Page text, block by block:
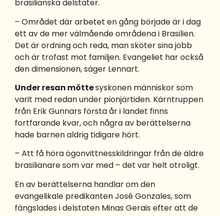
brasilianska delstater.
– Området där arbetet en gång började är i dag
ett av de mer välmående områdena i Brasilien.
Det är ordning och reda, man sköter sina jobb
och är trofast mot familjen. Evangeliet har också
den dimensionen, säger Lennart.
Under resan möttesyskonen människor som
varit med redan under pionjärtiden. Kärntruppen
från Erik Gunnars första år i landet finns
fortfarande kvar, och några av berättelserna
hade barnen aldrig tidigare hört.
– Att få höra ögonvittnesskildringar från de äldre
brasilianare som var med – det var helt otroligt.
En av berättelserna handlar om den
evangelikale predikanten José Gonzales, som
fängslades i delstaten Minas Gerais efter att de